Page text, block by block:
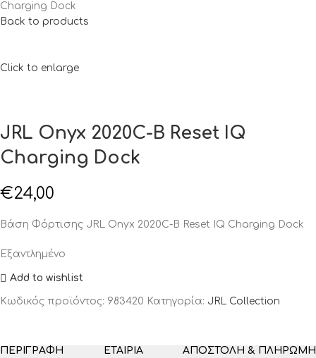
Charging Dock
Back to products
Click to enlarge
JRL Onyx 2020C-B Reset IQ
Charging Dock
€24,00
Βάση Φόρτισης JRL Onyx 2020C-B Reset IQ Charging Dock
Εξαντλημένο
Add to wishlist
Κωδικός προϊόντος: 983420 Κατηγορία: JRL Collection
ΠΕΡΙΓΡΑΦΉ ΕΤΑΙΡΊΑ
ΑΠΟΣΤΟΛΉ & ΠΛΗΡΩΜΉ